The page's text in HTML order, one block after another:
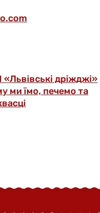
дріжджі»
ми їмо, печемо та